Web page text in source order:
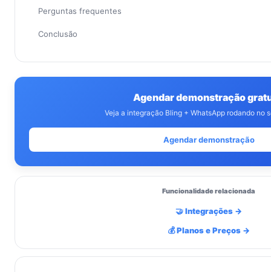
Perguntas frequentes
Conclusão
Agendar demonstração
Veja a integração Bling + WhatsApp rodando no
Agendar demonstração
Funcionalidade relacionada
🤝 Integrações →
💰 Planos e Preços →